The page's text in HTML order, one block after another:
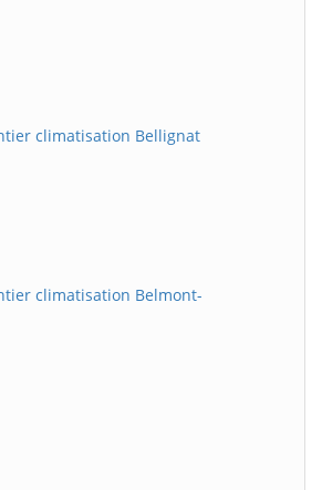
climatisation Bellignat
climatisation Belmont-